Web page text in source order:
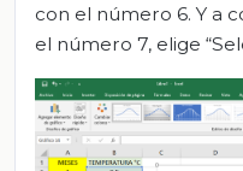
con el número 6. Y a
el número 7, elige